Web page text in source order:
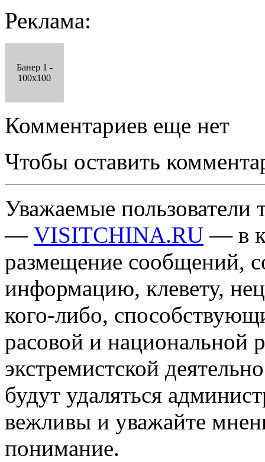
Реклама:
Банер 1 -
100x100
Комментариев еще нет
Чтобы оставить
Уважаемые пользователи
— VISITCHINA.RU — в
размещение сообщений,
информацию, клевету,
кого-либо,
расовой и национальной
экстремистской
будут удаляться
вежливы и уважайте
понимание.